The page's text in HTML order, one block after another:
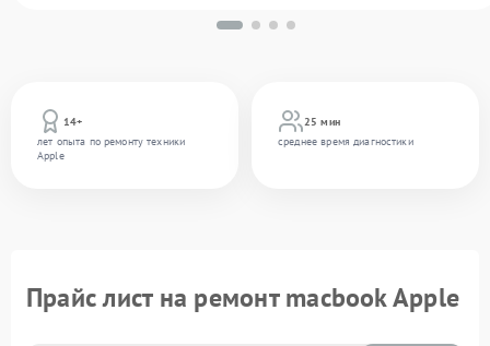
14+
лет опыта по ремонту техники
Apple
25 мин
среднее время диагностики
Прайс лист на ремонт macbook Apple